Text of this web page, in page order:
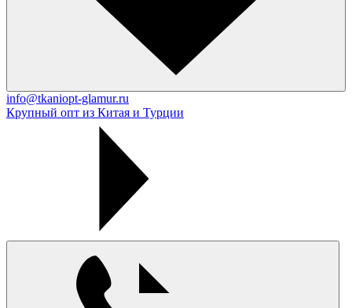
info@tkaniopt-glamur.ru
Крупный опт из Китая и Турции